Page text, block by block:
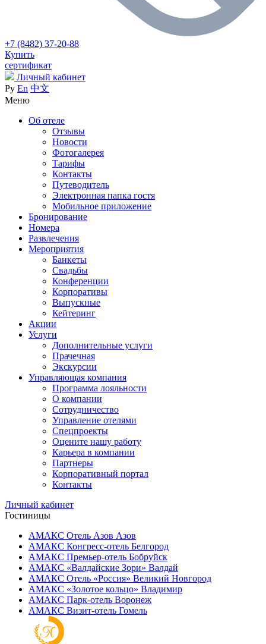
+7 (8482) 37-20-88
Купить
сертификат
Личный кабинет
Ру En 中文
Меню
Об отеле
Отзывы
Новости
Фотогалерея
Тарифы
Контакты
Путеводитель
Электронная папка гостя
Мобильное приложение
Бронирование
Номера
Развлечения
Мероприятия
Банкеты
Свадьбы
Конференции
Корпоративы
Выпускные
Кейтеринг
Акции
Услуги
Дополнительные услуги
Прачечная
Экскурсии
Управляющая компания
Программа лояльности
О компании
Сотрудничество
Управление отелями
Спецпроекты
Оцените нашу работу
Карьера в компании
Партнеры
Корпоративный портал
Контакты
Личный кабинет
Гостиницы
АМАКС Отель ‎Азов Азов
АМАКС Конгресс-отель Белгород
АМАКС Премьер-отель Бобруйск
АМАКС «‎Валдайские Зори» Валдай
АМАКС Отель «‎Россия» Великий Новгород
АМАКС «‎Золотое кольцо» Владимир
АМАКС Парк-отель Воронеж
АМАКС Визит-отель Гомель